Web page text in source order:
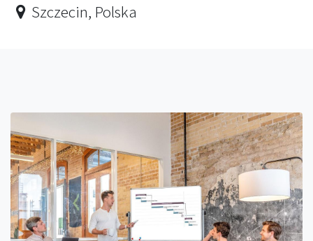
Szczecin, Polska